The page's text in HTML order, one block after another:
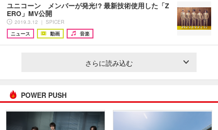
ユニコーン メンバーが発光!? 最新技術使用した「Z
ERO」MV公開
2019.3.12 ｜ SPICER
ニュース
動画 音楽
さらに読み込む
POWER PUSH